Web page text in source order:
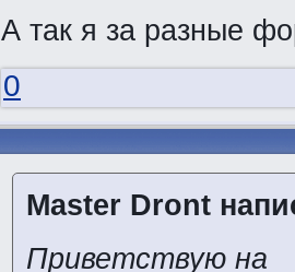
А так я за разные
0
Master Dront
Приветствую